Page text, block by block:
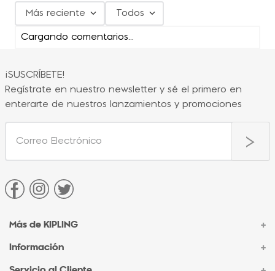
Más reciente Todos
Cargando comentarios…
¡SUSCRÍBETE!
Regístrate en nuestro newsletter y sé el primero en
enterarte de nuestros lanzamientos y promociones
Más de KIPLING +
Acerca de Kipling
Sucursales
Información +